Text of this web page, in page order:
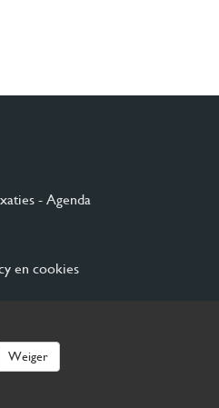
- Agenda
en cookies
Weiger